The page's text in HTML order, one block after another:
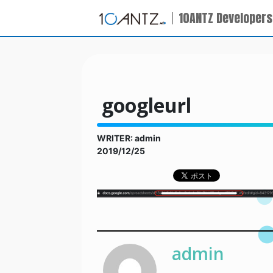
10ANTZ
googleurl
WRITER: admin
2019/12/25
admin